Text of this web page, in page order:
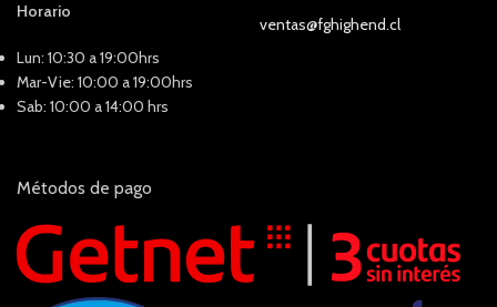
Horario
Lun: 10:30 a 19:00hrs
Mar-Vie: 10:00 a 19:00hrs
Sab: 10:00 a 14:00 hrs
ventas@fghighend.cl
Métodos de pago